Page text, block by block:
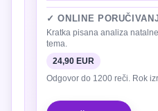
✓ ONLINE
Kratka pisana analiza
tema.
24,90 EUR
Odgovor do 1200 reči. Rok